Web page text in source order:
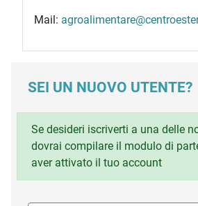
Mail:
SEI UN NUOVO UTENTE?
Se desideri iscriverti a una delle
dovrai compilare il modulo di
aver attivato il tuo account